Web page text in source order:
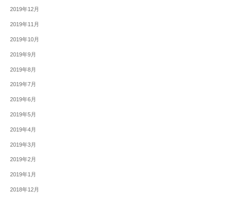
2019年12月
2019年11月
2019年10月
2019年9月
2019年8月
2019年7月
2019年6月
2019年5月
2019年4月
2019年3月
2019年2月
2019年1月
2018年12月